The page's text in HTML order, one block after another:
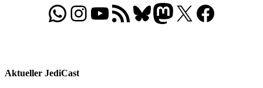
WhatsApp
Folgt uns auf Instagram
Besucht unseren YouTube-Kanal
RSS-FeedBluesky
Folgt uns auf Mastodon
X Folgt uns auf
Aktueller JediCast